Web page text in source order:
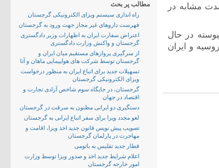
مشابه در
در حال
و ایران
مطالب پر بحث
راه اندازی سیستم ویزای الکترونیکی گرجستان
فهرست داروهای غیر مجاز جهت ورود به گرجستان
اعتراض سفارت ایران به اظهارات وزیر دادگستری
گرجستان و واکنش وزارت دادگستری
از سرگیری پروازهای مستقیم میان ایران و
گرجستان توسط شرکت های هواپیمایی ماهان و آتا
تسهیلات جدید برای اتباع ایران به منظور درخواست
ویزای الکترونیکی گرجستان
گرجستان، در جایگاه سوم شاخص آزادی تجارت و
اقتصاد در جهان
دستگیری دو ایرانی مظنون به سرقت در گرجستان
لغو مجدد ویزا برای سفر اتباع ایرانی به گرجستان
تصویب پیش نویس قانون جدید اخذ ویزا، اقامت و
مهاجرت در پارلمان گرجستان
قطار جدید تفلیس به باتومی
اعلام شرایط جدید اخذ و صدور ویزا توسط وزارت
امور خارجه گرجستان